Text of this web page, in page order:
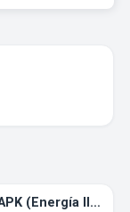
Dream League Soccer MOD APK (Energía Ilimitada)